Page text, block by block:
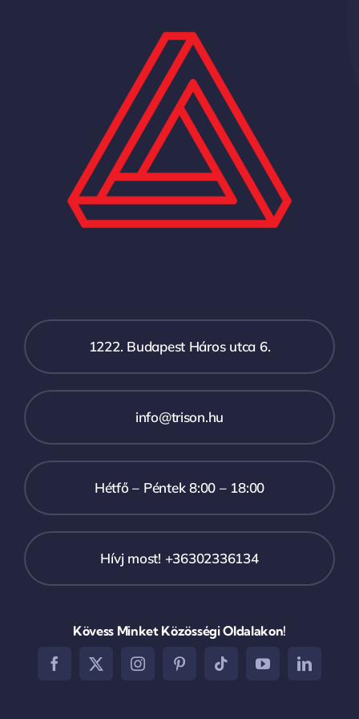
1222. Budapest Háros utca 6.
info@trison.hu
Hétfő – Péntek 8:00 – 18:00
Hívj most! +36302336134
Kövess Minket Közösségi Oldalakon!